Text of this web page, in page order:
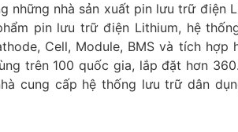
những nhà sản xuất pin lưu trữ điện
pin lưu trữ điện Lithium, hệ
Cell, Module, BMS và tích
trên 100 quốc gia, lắp đặt hơn
cung cấp hệ thống lưu trữ dân